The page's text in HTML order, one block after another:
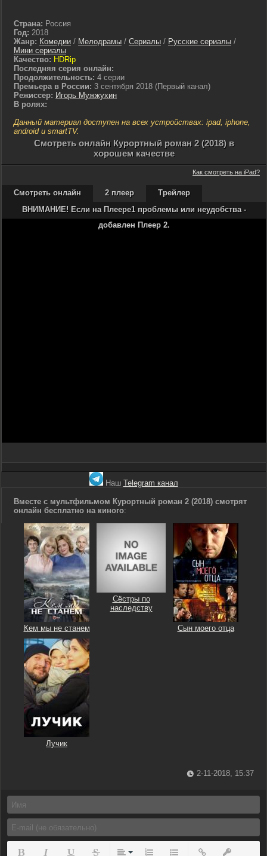
Страна: Россия
Год: 2018
Жанр: Комедии / Мелодрамы / Сериалы / Русские сериалы /
Мини сериалы
Качество: HDRip
Последняя серия онлайн:
Продолжительность: 4 серии
Премьера в России: 3 сентября 2018 (Первый канал)
Режиссер: Игорь Мужжухин
В ролях:
Данный материал доступен на всех устройствах: ipad, iphone,
android и smartTV.
Cмотреть онлайн Курортный роман 2 (2018) в
хорошем качестве
Как смотреть на iPad?
Смотреть онлайн 2 плеер
Трейлер
ВНИМАНИЕ! Если на Плеере1 проблемы или неудобства -
добавлен Плеер 2.
Наш Telegram канал
Вместе с мультфильмом Курортный роман 2 (2018) смотрят
онлайн бесплатно на киного:
Кем мы не станем
Сёстры по
наследству
Сын моего отца
Лучик
2-11-2018, 15:37